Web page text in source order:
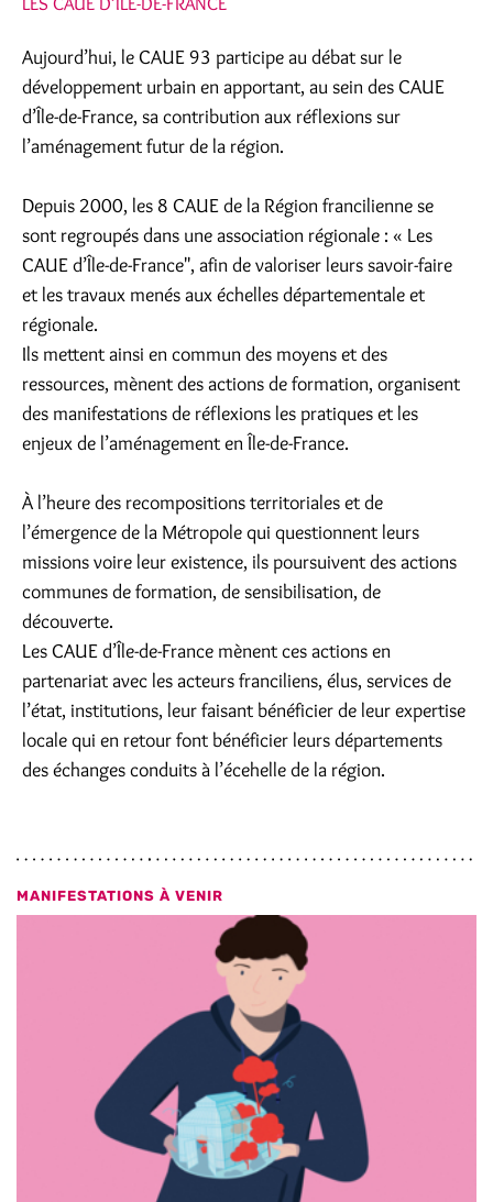
Aujourd’hui, le CAUE 93 participe au débat sur le
développement urbain en apportant, au sein des CAUE
d’Île-de-France, sa contribution aux réflexions sur
l’aménagement futur de la région.
Depuis 2000, les 8 CAUE de la Région francilienne se
sont regroupés dans une association régionale : « Les
CAUE d’Île-de-France", afin de valoriser leurs savoir-faire
et les travaux menés aux échelles départementale et
régionale.
Ils mettent ainsi en commun des moyens et des
ressources, mènent des actions de formation, organisent
des manifestations de réflexions les pratiques et les
enjeux de l’aménagement en Île-de-France.
À l’heure des recompositions territoriales et de
l’émergence de la Métropole qui questionnent leurs
missions voire leur existence, ils poursuivent des actions
communes de formation, de sensibilisation, de
découverte.
Les CAUE d’Île-de-France mènent ces actions en
partenariat avec les acteurs franciliens, élus, services de
l’état, institutions, leur faisant bénéficier de leur expertise
locale qui en retour font bénéficier leurs départements
des échanges conduits à l’écehelle de la région.
MANIFESTATIONS À VENIR